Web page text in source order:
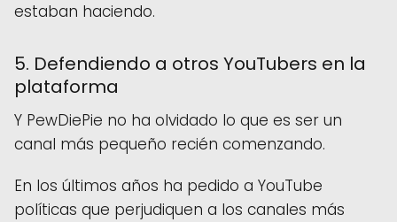
estaban haciendo.
5. Defendiendo a otros YouTubers en la
plataforma
Y PewDiePie no ha olvidado lo que es ser un
canal más pequeño recién comenzando.
En los últimos años ha pedido a YouTube
políticas que perjudiquen a los canales más